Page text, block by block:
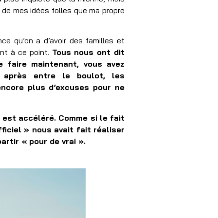
mes idées folles que ma propre
qu’on a d’avoir des familles et
à ce point. Tous nous ont dit
faire maintenant, vous avez
après entre le boulot, les
plus d’excuses pour ne
est accéléré. Comme si le fait
» nous avait fait réaliser
« pour de vrai ».